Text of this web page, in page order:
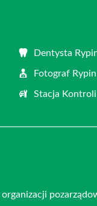
Dentysta
Fotograf Rypin
Stacja